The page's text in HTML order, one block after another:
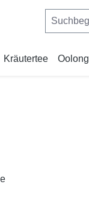
Kräutertee Oolong